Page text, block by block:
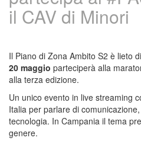
il CAV di Minori
Il Piano di Zona Ambito S2 è lieto
20 maggio parteciperà alla
alla terza edizione.
Un unico evento in live streaming
Italia per parlare di
tecnologia. In Campania il tema
genere.